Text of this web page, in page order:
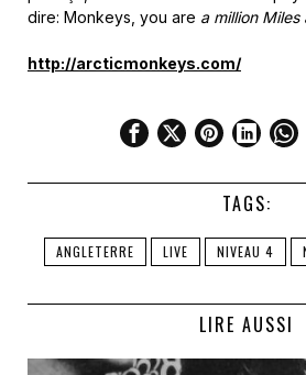
dire: Monkeys, you are a million Miles
http://arcticmonkeys.com/
TAGS:
ANGLETERRE LIVE NIVEAU 4
LIRE AUSSI